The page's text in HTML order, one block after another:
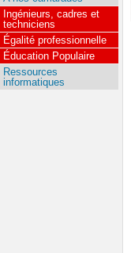
Ingénieurs, cadres et
techniciens
Égalité professionnelle
Éducation Populaire
Ressources
informatiques